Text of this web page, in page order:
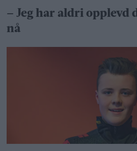
– Jeg har aldri opplevd
nå